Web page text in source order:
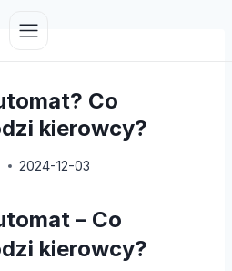
Co
kierowcy?
2024-12-03
– Co
kierowcy?